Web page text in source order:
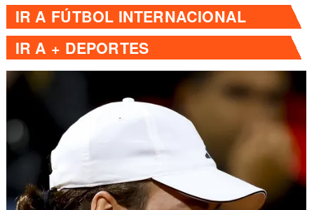
IR A FÚTBOL INTERNACIONAL
IR A + DEPORTES